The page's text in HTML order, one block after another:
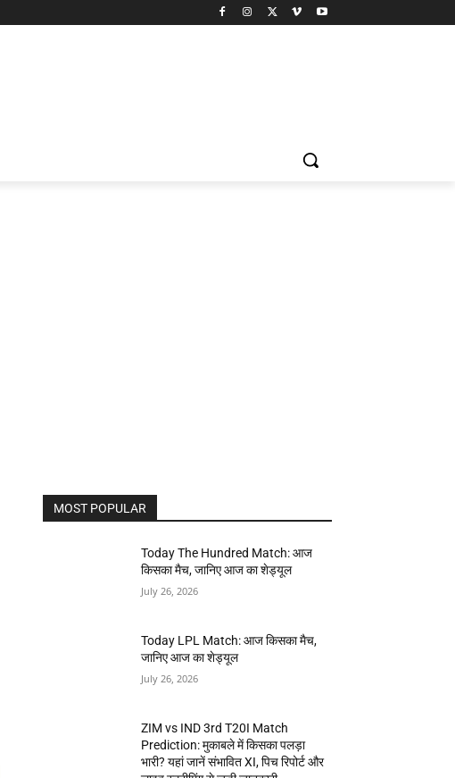
MOST POPULAR
Today The Hundred Match: आज
किसका मैच, जानिए आज का शेड्यूल
July 26, 2026
Today LPL Match: आज किसका मैच,
जानिए आज का शेड्यूल
July 26, 2026
ZIM vs IND 3rd T20I Match
Prediction: मुकाबले में किसका पलड़ा
भारी? यहां जानें संभावित XI, पिच रिपोर्ट और